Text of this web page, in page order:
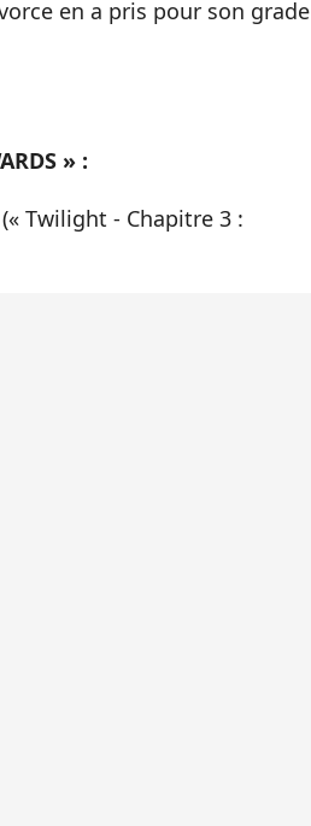
en a pris pour son grade
» :
(« Twilight - Chapitre 3 :